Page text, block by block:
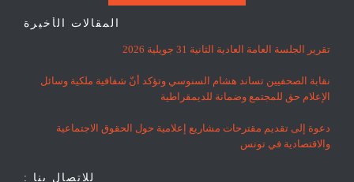
المقالات الأخيرة
تقرير الجلسة العامة العادية الثانية 31 جويلية 2026
نقابة الصحفيين تساند هشام السنوسي وتؤكد أنّ شفافية ملكية وسائل
الإعلام حق للمجتمع وضمانة للديمقراطية
دعوة إلى تقديم مقترحات مشاريع إعلامية حول الحقوق الاجتماعية
والاقتصادية في تونس
للاتصال بنا :